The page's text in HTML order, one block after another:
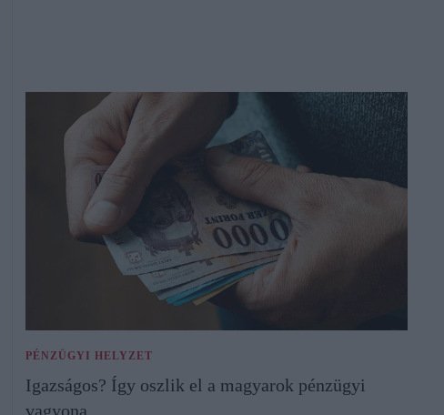
PÉNZÜGYI HELYZET
Igazságos? Így oszlik el a magyarok pénzügyi
vagyona